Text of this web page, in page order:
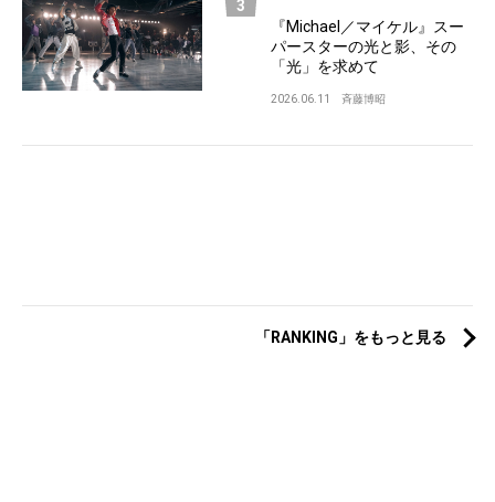
『Michael／マイケル』スー
パースターの光と影、その
「光」を求めて
2026.06.11 斉藤博昭
「RANKING」をもっと見る